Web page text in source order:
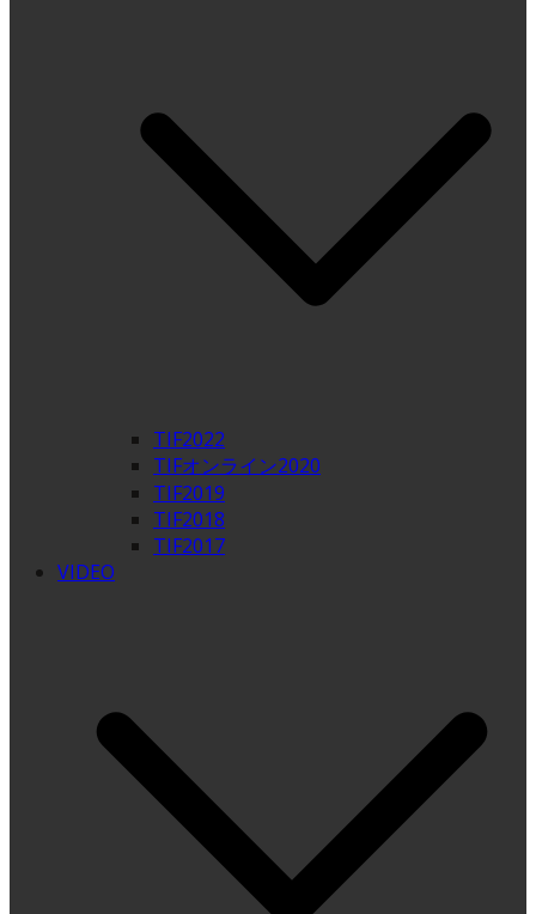
TIF2022
TIFオンライン2020
TIF2019
TIF2018
TIF2017
VIDEO